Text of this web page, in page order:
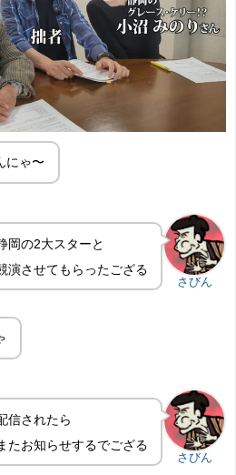
にゃ〜
さびん
岡の2大スターと
演させてもらったござる
さびん
信されたら
たお知らせするでござる